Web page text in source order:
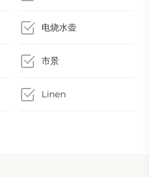
电烧水壶
市景
Linen